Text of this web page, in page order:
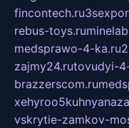
fincontech.ru
rebus-toys.ru
medsprawo-4-ka.ru
zajmy24.rutovudyi-
brazzerscom.ru
vskrytie-zamkov-